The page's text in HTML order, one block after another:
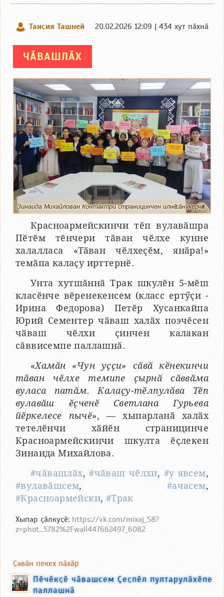
Таисия Ташней 20.02.2026 12:09 | 434 хут пӑхнӑ
ЧӐВАШЛӐХ
Зинаида Михайлован Контактри страницинчен илнӗ сӑнӳкерчӗк
Красноармейскинчи тӗп вулавӑшра
Пӗтӗм тӗнчери тӑван чӗлхе кунне
халалласа «Тӑван чӗлхеҫӗм, янӑра!»
темӑпа калаҫу ирттернӗ.
Унта хутшӑннӑ Трак шкулӗн 5-мӗш
класӗнче вӗренекенсем (класс ертӳҫи -
Ирина Федорова) Петӗр Хусанкайпа
Юрий Сементер чӑваш халӑх поэчӗсен
чӑваш чӗлхи ҫинчен калакан
сӑввисемпе паллашнӑ.
«Хамӑн «Чун уҫҫи» сӑвӑ кӗнекинчи
тӑван чӗлхе темипе ҫырнӑ сӑввӑма
вуласа патӑм. Калаҫу-тӗлпулӑва Тӗп
вулавӑш ӗҫченӗ Светлана Гурьева
йӗркелесе пычӗ», — хыпарланӑ халӑх
тетелӗнчи хӑйӗн страницинче
Красноармейскинчи шкулта ӗҫлекен
Зинаида Михайлова.
#чӑвашлӑх,#чӑваш чӗлхи, #у явсем,
#вулавӑшсем, #ачасем,
#Красноармейски, #Трак
Хыпар ҫӑлкуҫӗ: https://vk.com/mixaj_58?
z=phot...5782%2Fwall447662497_6082
Ҫавӑн пекех пӑхӑр
Пӗчӗкҫӗ чӑвашсем Ҫеҫпӗл пултарулӑхӗпе
паллашнӑ